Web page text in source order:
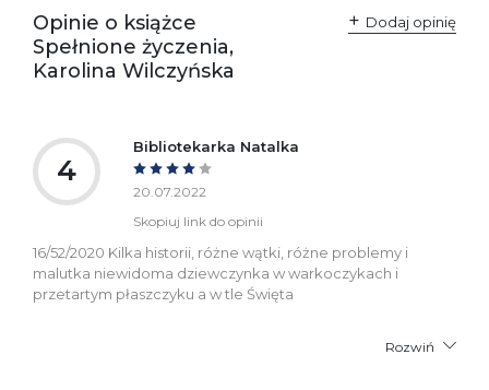
odpowiedzialne za
zgodność produktu z
przepisami:
Ostrzeżenia oraz
informacje dotyczące
bezpieczeństwa:
Załącznik PDF
Opinie o książce
Spełnione życzenia,
Karolina Wilczyńska
Dodaj opinię
4
Bibliotekarka Natalka
20.07.2022
Skopiuj link do opinii
16/52/2020 Kilka historii, różne wątki, różne problemy i
malutka niewidoma dziewczynka w warkoczykach i
przetartym płaszczyku a w tle Święta
Rozwiń